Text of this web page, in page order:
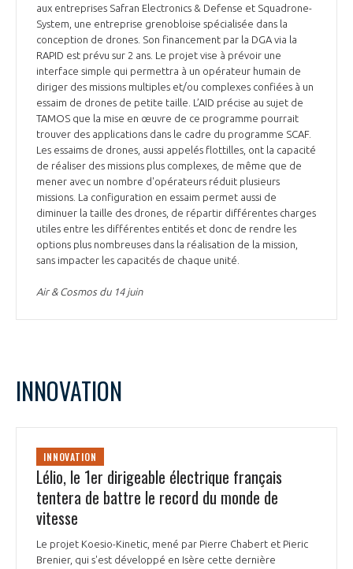
aux entreprises Safran Electronics & Defense et Squadrone-
System, une entreprise grenobloise spécialisée dans la
conception de drones. Son financement par la DGA via la
RAPID est prévu sur 2 ans. Le projet vise à prévoir une
interface simple qui permettra à un opérateur humain de
diriger des missions multiples et/ou complexes confiées à un
essaim de drones de petite taille. L’AID précise au sujet de
TAMOS que la mise en œuvre de ce programme pourrait
trouver des applications dans le cadre du programme SCAF.
Les essaims de drones, aussi appelés flottilles, ont la capacité
de réaliser des missions plus complexes, de même que de
mener avec un nombre d'opérateurs réduit plusieurs
missions. La configuration en essaim permet aussi de
diminuer la taille des drones, de répartir différentes charges
utiles entre les différentes entités et donc de rendre les
options plus nombreuses dans la réalisation de la mission,
sans impacter les capacités de chaque unité.
Air & Cosmos du 14 juin
INNOVATION
INNOVATION
Lélio, le 1er dirigeable électrique français
tentera de battre le record du monde de
vitesse
Le projet Koesio-Kinetic, mené par Pierre Chabert et Pieric
Brenier, qui s'est développé en Isère cette dernière